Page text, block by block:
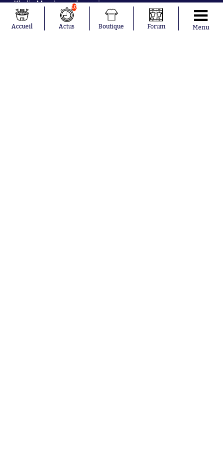
Khalis Merah
Loïs Openda
Moussa
Niakhaté
lyonnais
FIFA
Real Madrid
RC Strasbourg
Accueil
10
Actus Boutique Forum Menu